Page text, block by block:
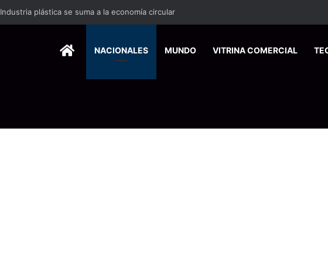
Industria plástica se suma a la economía circular
HOMENACIONALES MUNDO VITRINA COMERCIAL